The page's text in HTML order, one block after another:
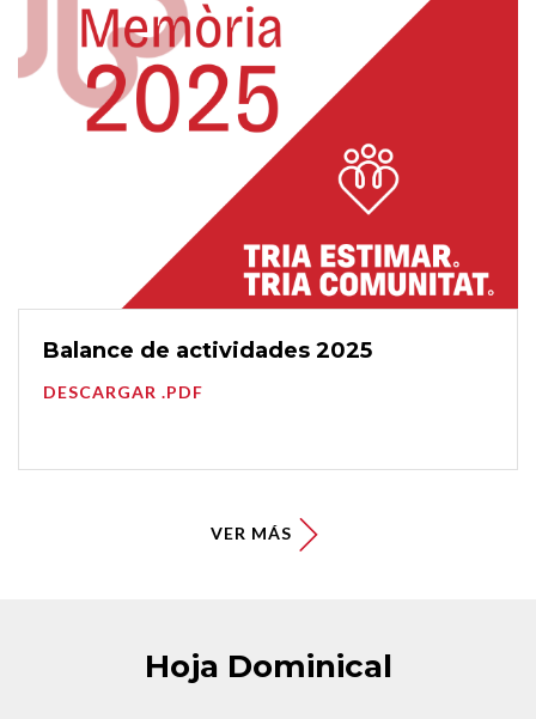
Balance de actividades 2025
DESCARGAR .PDF
VER MÁS
Hoja Dominical